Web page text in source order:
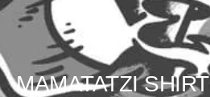
MAMATATZI SHIRT